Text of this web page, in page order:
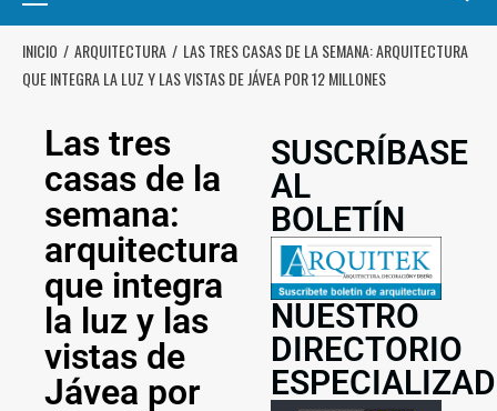
INICIO ARQUITECTURA
LAS TRES CASAS DE LA SEMANA: ARQUITECTURA
QUE INTEGRA LA LUZ Y LAS VISTAS DE JÁVEA POR 12 MILLONES
Las tres
casas de la
semana:
arquitectura
que integra
la luz y las
vistas de
Jávea por
SUSCRÍBASE
AL
BOLETÍN
NUESTRO
DIRECTORIO